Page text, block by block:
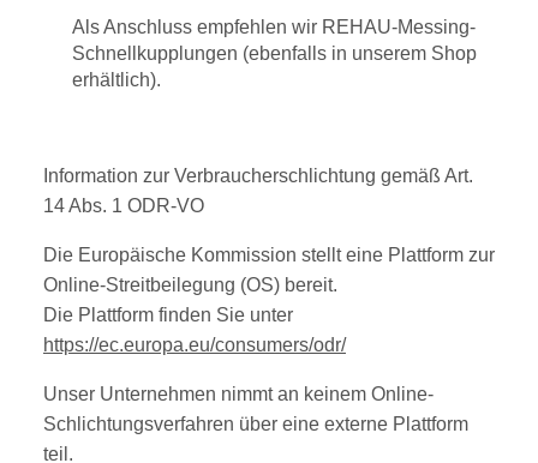
Als Anschluss empfehlen wir REHAU-Messing-
Schnellkupplungen (ebenfalls in unserem Shop
erhältlich).
Information zur Verbraucherschlichtung gemäß Art.
14 Abs. 1 ODR-VO
Die Europäische Kommission stellt eine Plattform zur
Online-Streitbeilegung (OS) bereit.
Die Plattform finden Sie unter
https://ec.europa.eu/consumers/odr/
Unser Unternehmen nimmt an keinem Online-
Schlichtungsverfahren über eine externe Plattform
teil.